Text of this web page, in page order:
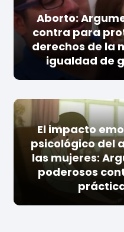
Aborto:
contra para
derechos de la
igualdad de
El impacto
psicológico del
las mujeres:
poderosos